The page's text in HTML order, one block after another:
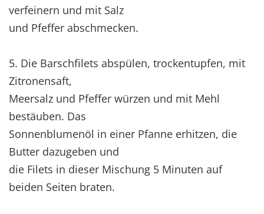
verfeinern und mit Salz
und Pfeffer abschmecken.
5. Die Barschfilets abspülen, trockentupfen, mit
Zitronensaft,
Meersalz und Pfeffer würzen und mit Mehl
bestäuben. Das
Sonnenblumenöl in einer Pfanne erhitzen, die
Butter dazugeben und
die Filets in dieser Mischung 5 Minuten auf
beiden Seiten braten.